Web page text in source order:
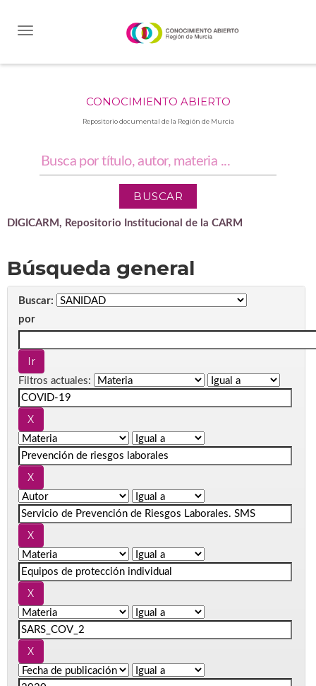
CONOCIMIENTO ABIERTO
Repositorio documental de la Región de Murcia
DIGICARM, Repositorio Institucional de la CARM
Búsqueda general
Buscar:
por
Filtros actuales: